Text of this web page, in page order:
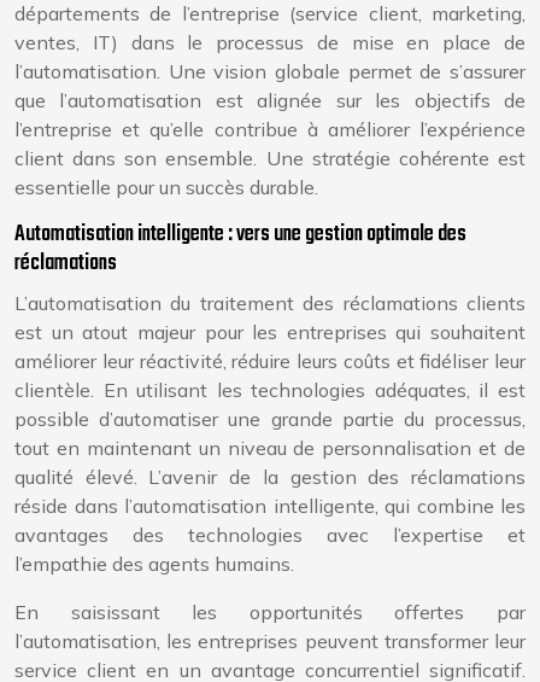
départements de l’entreprise (service client, marketing,
ventes, IT) dans le processus de mise en place de
l’automatisation. Une vision globale permet de s’assurer
que l’automatisation est alignée sur les objectifs de
l’entreprise et qu’elle contribue à améliorer l’expérience
client dans son ensemble. Une stratégie cohérente est
essentielle pour un succès durable.
Automatisation intelligente : vers une gestion optimale des
réclamations
L’automatisation du traitement des réclamations clients
est un atout majeur pour les entreprises qui souhaitent
améliorer leur réactivité, réduire leurs coûts et fidéliser leur
clientèle. En utilisant les technologies adéquates, il est
possible d’automatiser une grande partie du processus,
tout en maintenant un niveau de personnalisation et de
qualité élevé. L’avenir de la gestion des réclamations
réside dans l’automatisation intelligente, qui combine les
avantages des technologies avec l’expertise et
l’empathie des agents humains.
En saisissant les opportunités offertes par
l’automatisation, les entreprises peuvent transformer leur
service client en un avantage concurrentiel significatif.